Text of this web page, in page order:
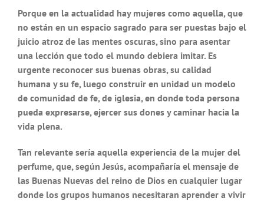
Porque en la actualidad hay mujeres como aquella, que
no están en un espacio sagrado para ser puestas bajo el
juicio atroz de las mentes oscuras, sino para asentar
una lección que todo el mundo debiera imitar. Es
urgente reconocer sus buenas obras, su calidad
humana y su fe, luego construir en unidad un modelo
de comunidad de fe, de iglesia, en donde toda persona
pueda expresarse, ejercer sus dones y caminar hacia la
vida plena.
Tan relevante sería aquella experiencia de la mujer del
perfume, que, según Jesús, acompañaría el mensaje de
las Buenas Nuevas del reino de Dios en cualquier lugar
donde los grupos humanos necesitaran aprender a vivir